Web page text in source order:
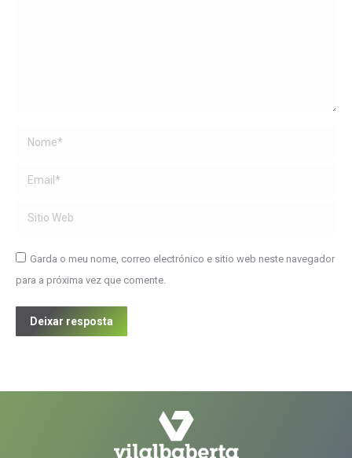
Name *
Email *
Sitio Web
Garda o meu nome, correo electrónico e sitio web neste navegador
para a próxima vez que comente.
Deixar resposta